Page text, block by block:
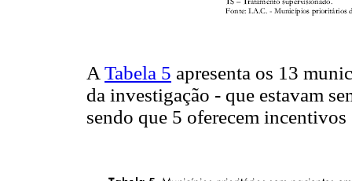
A Tabela 5 apresenta os 13
da investigação - que estavam
sendo que 5 oferecem